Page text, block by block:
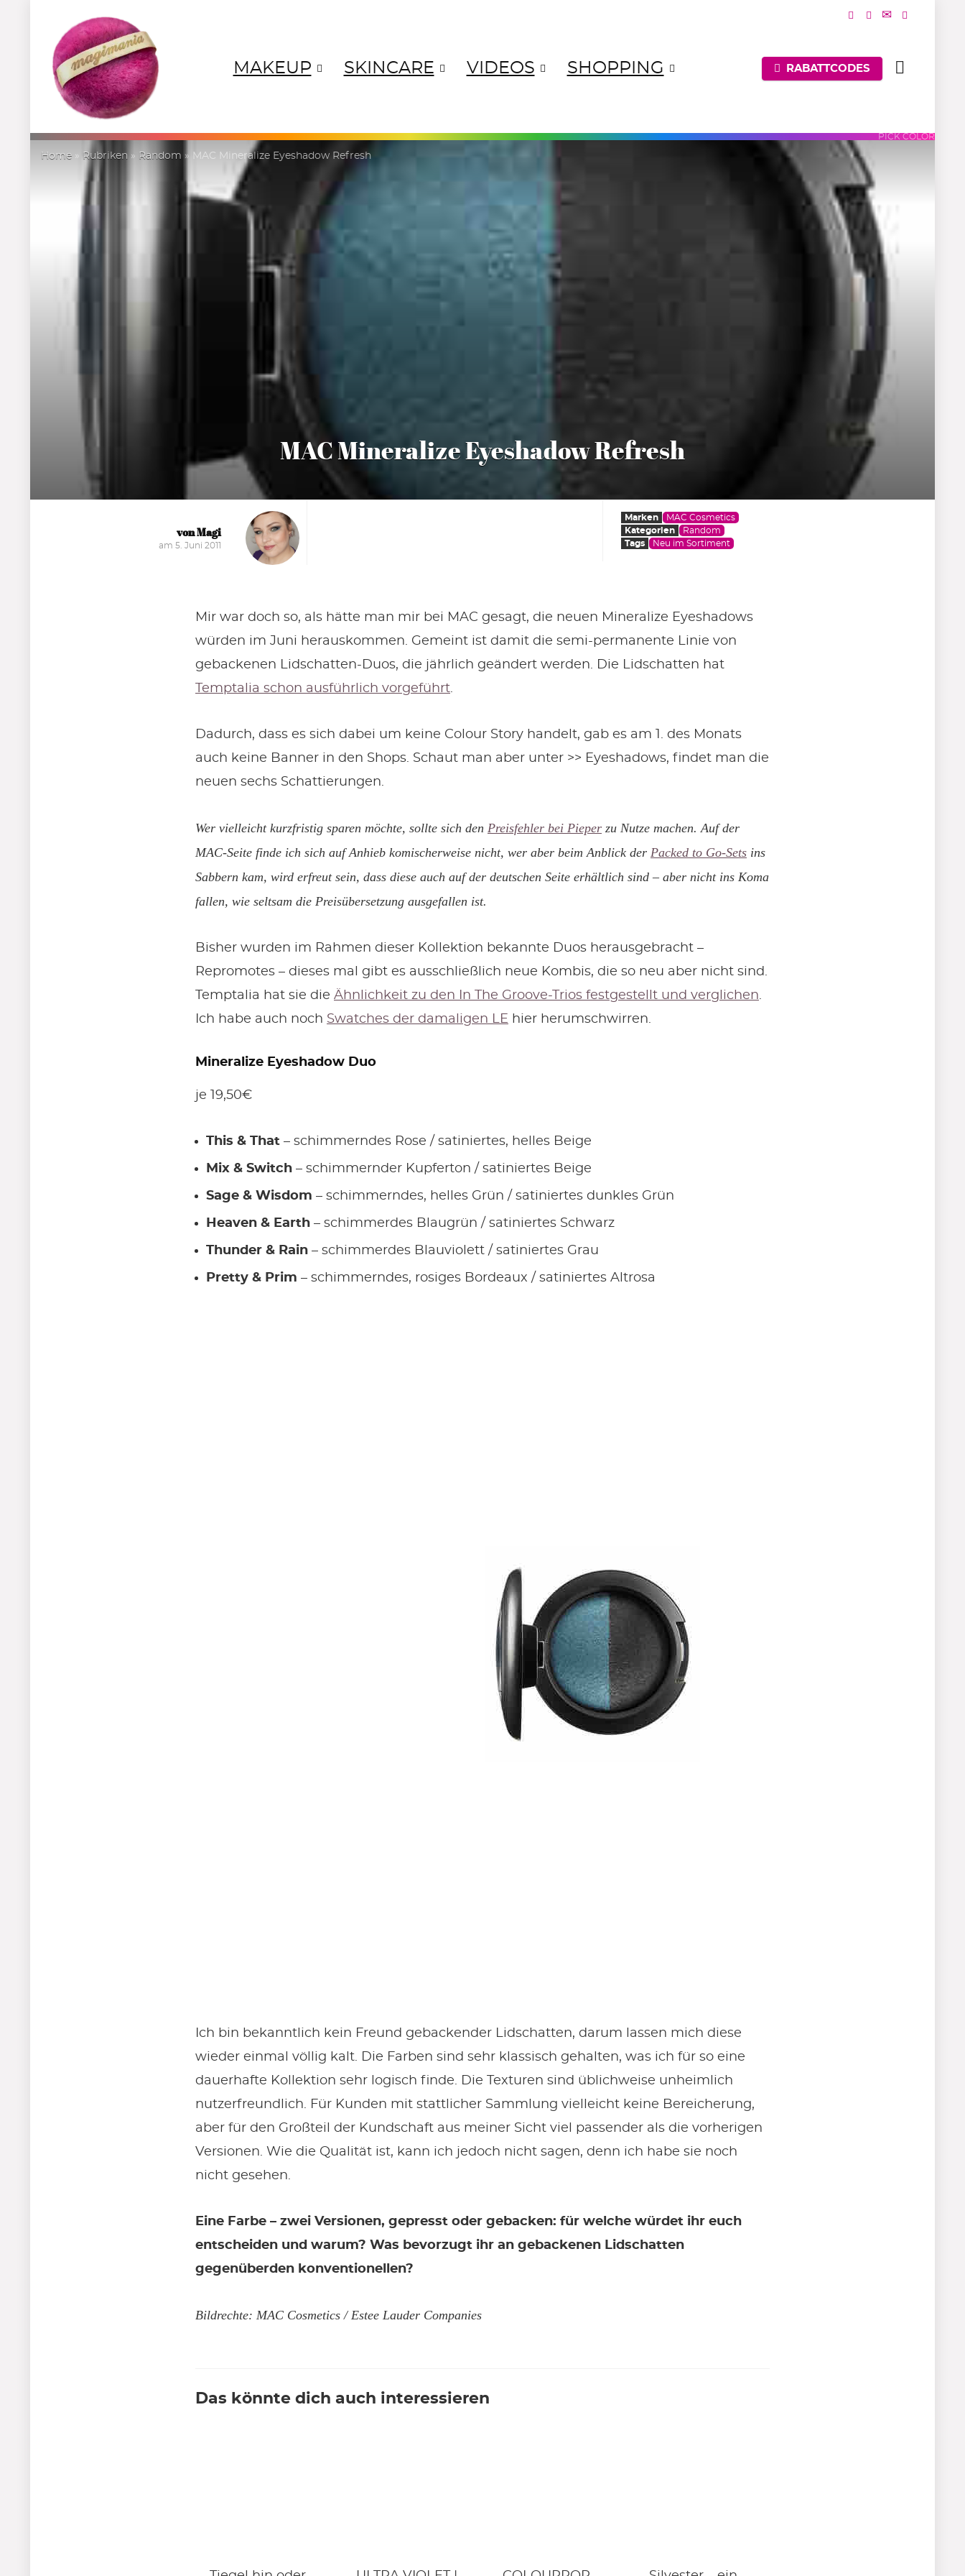
MAKEUP SKINCARE VIDEOS SHOPPING RABATTCODES
PICK COLOR
NEUTRALS
REDSORANGESYELLOWSGREENSBLUESPURPLES
PINKS
Home » Rubriken » Random » MAC Mineralize Eyeshadow Refresh
MAC Mineralize Eyeshadow Refresh
von Magi
am 5. Juni 2011
Marken
MAC Cosmetics
Kategorien
Random
Tags
Neu im Sortiment
Mir war doch so, als hätte man mir bei MAC gesagt, die neuen Mineralize Eyeshadows
würden im Juni herauskommen. Gemeint ist damit die semi-permanente Linie von
gebackenen Lidschatten-Duos, die jährlich geändert werden. Die Lidschatten hat
Temptalia schon ausführlich vorgeführt.
Dadurch, dass es sich dabei um keine Colour Story handelt, gab es am 1. des Monats
auch keine Banner in den Shops. Schaut man aber unter >> Eyeshadows, findet man die
neuen sechs Schattierungen.
Wer vielleicht kurzfristig sparen möchte, sollte sich den Preisfehler bei Pieper zu Nutze machen. Auf der
MAC-Seite finde ich sich auf Anhieb komischerweise nicht, wer aber beim Anblick der Packed to Go-Sets ins
Sabbern kam, wird erfreut sein, dass diese auch auf der deutschen Seite erhältlich sind – aber nicht ins Koma
fallen, wie seltsam die Preisübersetzung ausgefallen ist.
Bisher wurden im Rahmen dieser Kollektion bekannte Duos herausgebracht –
Repromotes – dieses mal gibt es ausschließlich neue Kombis, die so neu aber nicht sind.
Temptalia hat sie die Ähnlichkeit zu den In The Groove-Trios festgestellt und verglichen.
Ich habe auch noch Swatches der damaligen LE hier herumschwirren.
Mineralize Eyeshadow Duo
je 19,50€
This & That – schimmerndes Rose / satiniertes, helles Beige
Mix & Switch – schimmernder Kupferton / satiniertes Beige
Sage & Wisdom – schimmerndes, helles Grün / satiniertes dunkles Grün
Heaven & Earth – schimmerdes Blaugrün / satiniertes Schwarz
Thunder & Rain – schimmerdes Blauviolett / satiniertes Grau
Pretty & Prim – schimmerndes, rosiges Bordeaux / satiniertes Altrosa
Ich bin bekanntlich kein Freund gebackender Lidschatten, darum lassen mich diese
wieder einmal völlig kalt. Die Farben sind sehr klassisch gehalten, was ich für so eine
dauerhafte Kollektion sehr logisch finde. Die Texturen sind üblichweise unheimlich
nutzerfreundlich. Für Kunden mit stattlicher Sammlung vielleicht keine Bereicherung,
aber für den Großteil der Kundschaft aus meiner Sicht viel passender als die vorherigen
Versionen. Wie die Qualität ist, kann ich jedoch nicht sagen, denn ich habe sie noch
nicht gesehen.
Eine Farbe – zwei Versionen, gepresst oder gebacken: für welche würdet ihr euch
entscheiden und warum? Was bevorzugt ihr an gebackenen Lidschatten
gegenüberden konventionellen?
Bildrechte: MAC Cosmetics / Estee Lauder Companies
Das könnte dich auch interessieren